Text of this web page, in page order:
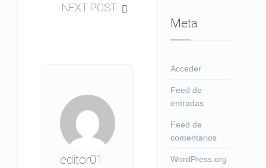
NEXT POST
editor01
Meta
Acceder
Feed de
entradas
Feed de
comentarios
WordPress.org